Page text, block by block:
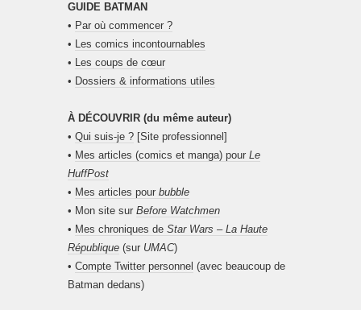
GUIDE BATMAN
• Par où commencer ?
• Les comics incontournables
• Les coups de cœur
• Dossiers & informations utiles
À DÉCOUVRIR (du même auteur)
• Qui suis-je ? [Site professionnel]
• Mes articles (comics et manga) pour Le
HuffPost
• Mes articles pour bubble
• Mon site sur Before Watchmen
• Mes chroniques de Star Wars – La Haute
République (sur UMAC)
• Compte Twitter personnel (avec beaucoup de
Batman dedans)